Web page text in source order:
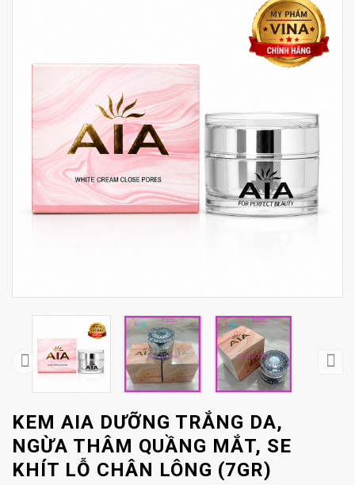
KEM AIA DƯỠNG TRẮNG DA,
NGỪA THÂM QUẦNG MẮT, SE
KHÍT LỖ CHÂN LÔNG (7GR)